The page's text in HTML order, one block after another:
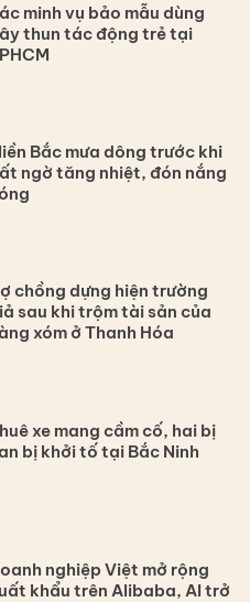
minh vụ bảo mẫu dùng
thun tác động trẻ tại
Bắc mưa dông trước khi
ngờ tăng nhiệt, đón nắng
chồng dựng hiện trường
sau khi trộm tài sản của
xóm ở Thanh Hóa
xe mang cầm cố, hai bị
bị khởi tố tại Bắc Ninh
nghiệp Việt mở rộng
khẩu trên Alibaba, AI trở